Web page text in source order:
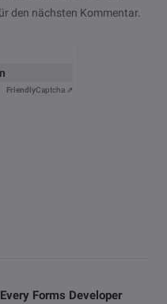
den nächsten Kommentar.
FriendlyCaptcha ⇗
Forms Developer